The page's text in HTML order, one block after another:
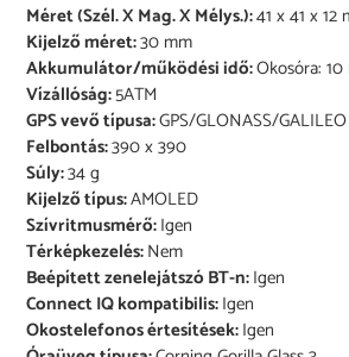
Méret (Szél. X Mag. X Mélys.):41 x 41 x 12
Kijelző méret:30 mm
Akkumulátor/működési idő:Okosóra: 10
Vízállóság:5ATM
GPS vevő típusa:GPS/GLONASS/GALILEO
Felbontás:390 x 390
Súly:34 g
Kijelző típus:AMOLED
Szívritmusmérő:Igen
Térképkezelés:Nem
Beépített zenelejátszó BT-n:Igen
Connect IQ kompatibilis:Igen
Okostelefonos értesítések:Igen